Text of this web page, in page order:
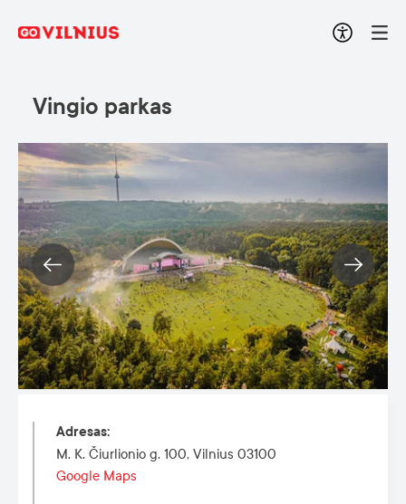
Vingio parkas
Adresas:
M. K. Čiurlionio g. 100, Vilnius 03100
Google Maps